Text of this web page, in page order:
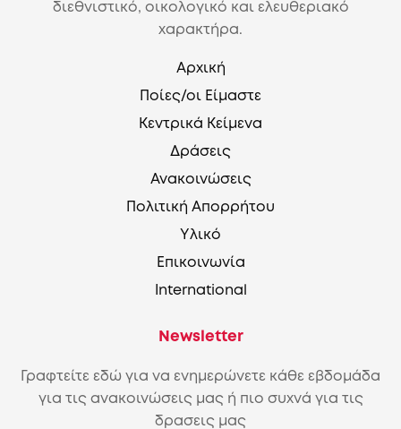
διεθνιστικό, οικολογικό και ελευθεριακό
χαρακτήρα.
Αρχική
Ποίες/οι Είμαστε
Κεντρικά Κείμενα
Δράσεις
Ανακοινώσεις
Πολιτική Απορρήτου
Υλικό
Επικοινωνία
International
Newsletter
Γραφτείτε εδώ για να ενημερώνετε κάθε εβδομάδα
για τις ανακοινώσεις μας ή πιο συχνά για τις
δρασεις μας